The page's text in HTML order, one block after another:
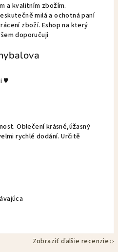
a kvalitním zbožím.
milá a ochotná paní
zboží. Eshop na který
doporučuji
je 5 z 5 hviezdičiek.
♥️
je 5 z 5 hviezdičiek.
Oblečení krásné,úžasný
rychlé dodání. Určitě
je 5 z 5 hviezdičiek.
Zobraziť ďalšie recenzie